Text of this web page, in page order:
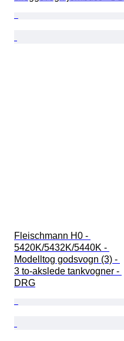
Fleischmann H0 -
5420K/5432K/5440K -
Modelltog godsvogn (3) -
3 to-akslede tankvogner -
DRG